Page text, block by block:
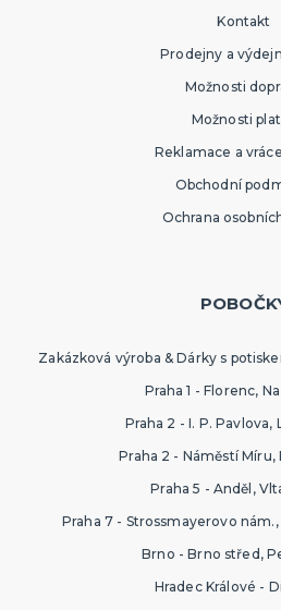
Kontakt
Prodejny a
Možnosti
Možnosti
Reklamace a
Obchodní
Ochrana
Zakázková výroba & Dárky s
Praha 1 - Florenc,
Praha 2 - I. P. Pavlova,
Praha 2 - Náměstí Míru,
Praha 5 - Anděl,
Praha 7 - Strossmayerovo
Brno - Brno střed,
Hradec Králové -